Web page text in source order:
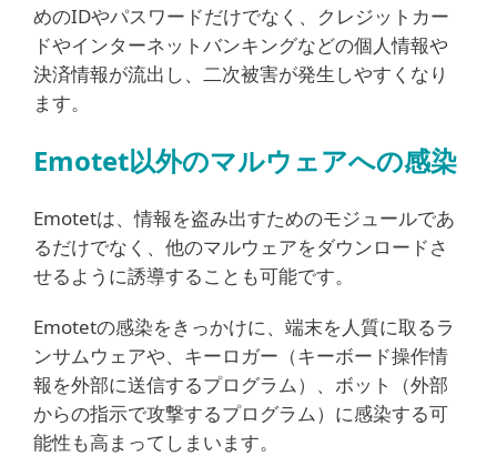
めのIDやパスワードだけでなく、クレジットカー
ドやインターネットバンキングなどの個人情報や
決済情報が流出し、二次被害が発生しやすくなり
ます。
Emotet以外のマルウェアへの感染
Emotetは、情報を盗み出すためのモジュールであ
るだけでなく、他のマルウェアをダウンロードさ
せるように誘導することも可能です。
Emotetの感染をきっかけに、端末を人質に取るラ
ンサムウェアや、キーロガー（キーボード操作情
報を外部に送信するプログラム）、ボット（外部
からの指示で攻撃するプログラム）に感染する可
能性も高まってしまいます。